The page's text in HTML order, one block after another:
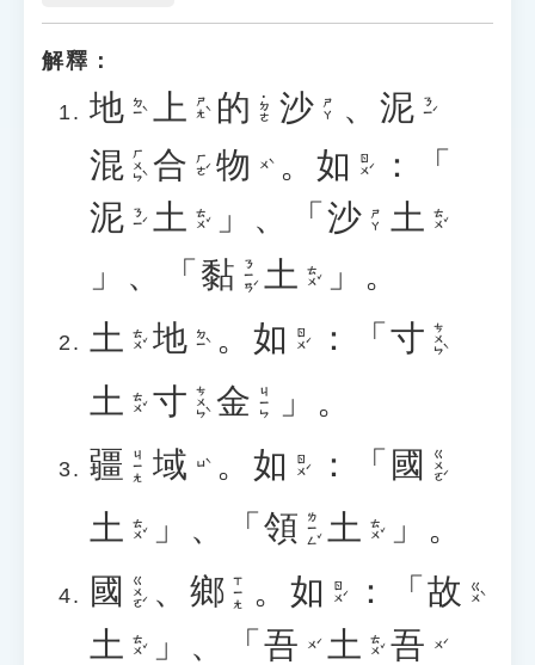
解釋：
地 ㄉㄧˋ 上 ㄕㄤˋ 的 ˙ㄉㄜ 沙 ㄕㄚ 、 泥 ㄋㄧˊ
混 ㄏㄨㄣˋ 合 ㄏㄜˊ 物 ㄨˋ 。 如 ㄖㄨˊ
：「
泥 ㄋㄧˊ 土 ㄊㄨˇ 」、「 沙 ㄕㄚ 土 ㄊㄨˇ
」、「 黏 ㄋㄧㄢˊ 土 ㄊㄨˇ
」。
土 ㄊㄨˇ 地 ㄉㄧˋ 。 如 ㄖㄨˊ ：「 寸 ㄘㄨㄣˋ
土 ㄊㄨˇ 寸 ㄘㄨㄣˋ 金 ㄐㄧㄣ
」。
疆 ㄐㄧㄤ 域 ㄩˋ 。 如 ㄖㄨˊ ：「 國 ㄍㄨㄛˊ
土 ㄊㄨˇ 」、「 領 ㄌㄧㄥˇ 土 ㄊㄨˇ
」。
國 ㄍㄨㄛˊ 、 鄉 ㄒㄧㄤ 。 如 ㄖㄨˊ ：「 故 ㄍㄨˋ
土 ㄊㄨˇ 」、「 吾 ㄨˊ 土 ㄊㄨˇ 吾 ㄨˊ